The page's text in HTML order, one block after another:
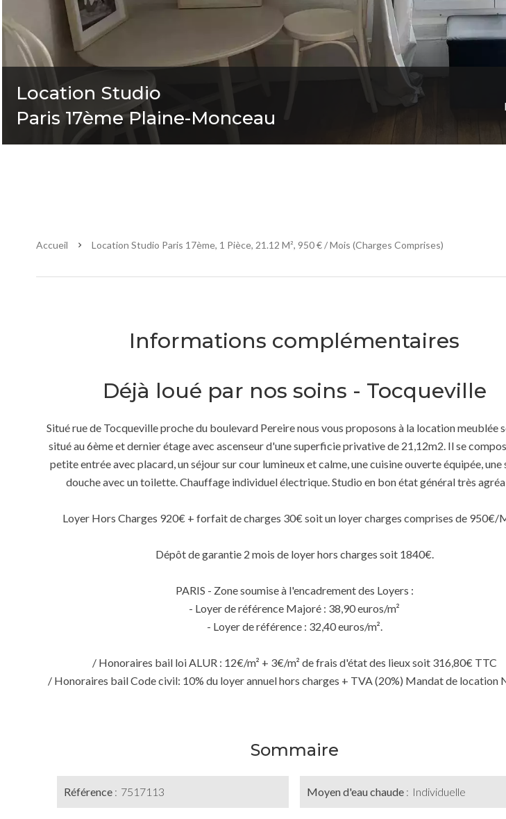
Location Studio
Paris 17ème Plaine-Monceau
Accueil Location Studio Paris 17ème, 1 Pièce, 21.12 M², 950 € / Mois (Charges Comprises)
Informations complémentaires
Déjà loué par nos soins - Tocqueville
Situé rue de Tocqueville proche du boulevard Pereire nous vous proposons à la location meublée
situé au 6ème et dernier étage avec ascenseur d'une superficie privative de 21,12m2. Il se
petite entrée avec placard, un séjour sur cour lumineux et calme, une cuisine ouverte équipée, une
douche avec un toilette. Chauffage individuel électrique. Studio en bon état général très
Loyer Hors Charges 920€ + forfait de charges 30€ soit un loyer charges comprises de 950€/
Dépôt de garantie 2 mois de loyer hors charges soit 1840€.
PARIS - Zone soumise à l'encadrement des Loyers :
- Loyer de référence Majoré : 38,90 euros/m²
- Loyer de référence : 32,40 euros/m².
/ Honoraires bail loi ALUR : 12€/m² + 3€/m² de frais d'état des lieux soit 316,80€ TTC
/ Honoraires bail Code civil: 10% du loyer annuel hors charges + TVA (20%) Mandat de location
Sommaire
Référence 7517113 Moyen d'eau chaude Individuelle